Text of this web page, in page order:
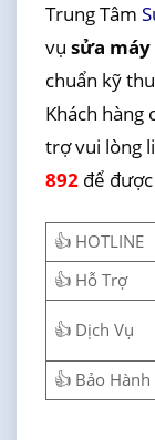
Trung Tâm
vụ sửa
chuẩn kỹ
Khách hàng
trợ vui lòng
892để được
👍 HOTLINE
👍 Hỗ Trợ
👍 Dịch Vụ
👍 Bảo Hành